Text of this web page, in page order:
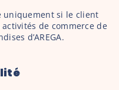
uniquement si le client
de commerce de
d’AREGA.